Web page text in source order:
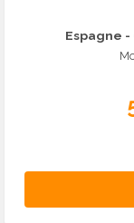
Espagne